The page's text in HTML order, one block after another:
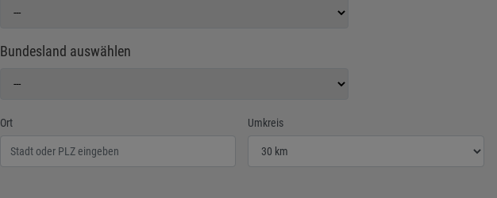
Bundesland auswählen
Ort
Geben Sie eine Stadt oder Postleitzahl ein Umkreis
Wählen Sie den Umkreis für die Jobsuche